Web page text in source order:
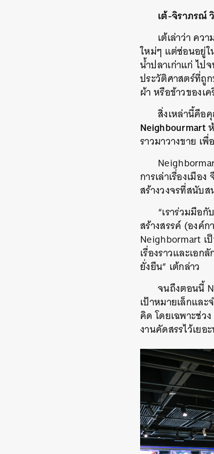
เต้-จิราภรณ์
เต้เล่าว่า คว
ใหม่ๆ แต่ซ่อนอยู่ใ
น้ำปลาเก่าแก่ ไป
ประวัติศาสตร์ที่ถูก
ผ้า หรือข้าวของเ
สิ่งเหล่านี้คือ
Neighbourmart
ราวมาวางขาย เ
การเล่าเรื่องเมื
สร้างวงจรที่สนับ
“เราร่วมมือ
สร้างสรรค์ (องค์
Neighbormart เ
เรื่องราวและเอ
ยั่งยืน” เต้กล่าว
จนถึงตอนนี้
เป้าหมายเล็กแล
คิด โดยเฉพาะช่ว
งานคัดสรรไว้เย